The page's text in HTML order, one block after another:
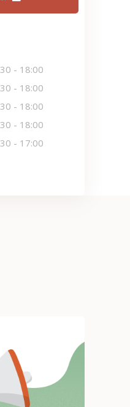
- 18:00
- 18:00
- 18:00
- 18:00
- 17:00